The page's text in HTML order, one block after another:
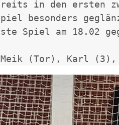
in den ersten
besonders
Spiel am 18.02